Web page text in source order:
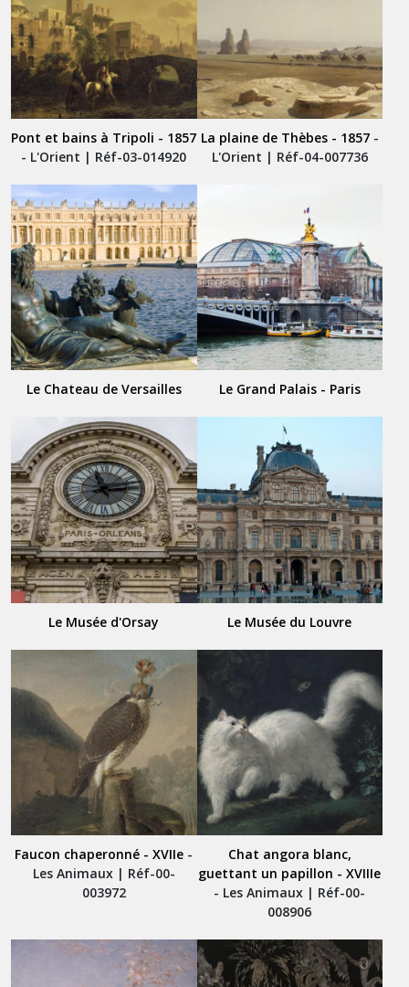
Pont et bains à Tripoli - 1857
- L'Orient | Réf-03-014920
La plaine de Thèbes - 1857-
L'Orient | Réf-04-007736
Le Chateau de Versailles Le Grand Palais - Paris
Le Musée d'Orsay Le Musée du Louvre
Faucon chaperonné - XVIIe -
Les Animaux | Réf-00-
003972
Chat angora blanc,
guettant un papillon - XVIIIe
- Les Animaux | Réf-00-
008906